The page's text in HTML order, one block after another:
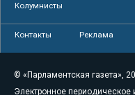
Колумнисты
Контакты Реклама
© «Парламентская газета»,
Электронное периодическое